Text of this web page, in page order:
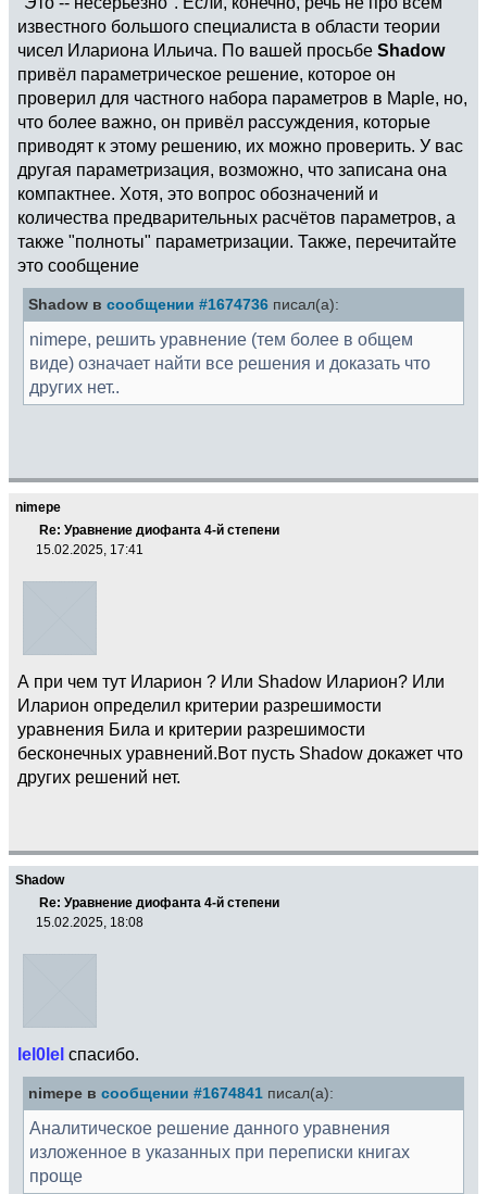
известного большого специалиста в области теории
чисел Илариона Ильича. По вашей просьбе Shadow
привёл параметрическое решение, которое он
проверил для частного набора параметров в Maple, но,
что более важно, он привёл рассуждения, которые
приводят к этому решению, их можно проверить. У вас
другая параметризация, возможно, что записана она
компактнее. Хотя, это вопрос обозначений и
количества предварительных расчётов параметров, а
также "полноты" параметризации. Также, перечитайте
это сообщение
Shadow в сообщении #1674736 писал(а):
nimepe, решить уравнение (тем более в общем
виде) означает найти все решения и доказать что
других нет..
nimepe
Re: Уравнение диофанта 4-й степени
15.02.2025, 17:41
А при чем тут Иларион ? Или Shadow Иларион? Или
Иларион определил критерии разрешимости
уравнения Била и критерии разрешимости
бесконечных уравнений.Вот пусть Shadow докажет что
других решений нет.
Shadow
Re: Уравнение диофанта 4-й степени
15.02.2025, 18:08
lel0lel спасибо.
nimepe в сообщении #1674841 писал(а):
Аналитическое решение данного уравнения
изложенное в указанных при переписки книгах
проще